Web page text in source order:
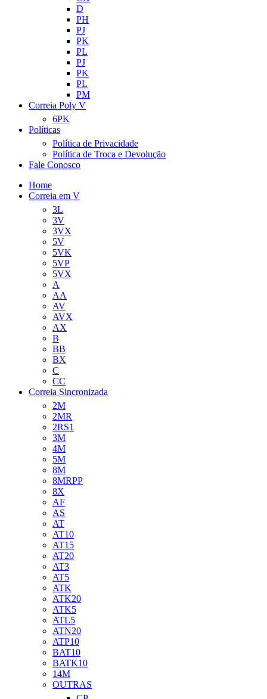
D
PH
PJ
PK
PL
PJ
PK
PL
PM
Correia Poly V
6PK
Políticas
Política de Privacidade
Política de Troca e Devolução
Fale Conosco
Home
Correia em V
3L
3V
3VX
5V
5VK
5VP
5VX
A
AA
AV
AVX
AX
B
BB
BX
C
CC
Correia Sincronizada
2M
2MR
2RS1
3M
4M
5M
8M
8MRPP
8X
AF
AS
AT
AT10
AT15
AT20
AT3
AT5
ATK
ATK20
ATK5
ATL5
ATN20
ATP10
BAT10
BATK10
14M
OUTRAS